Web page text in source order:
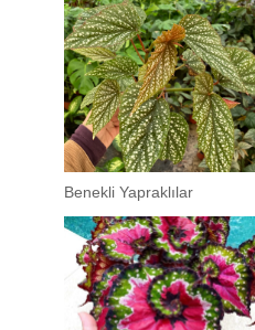
Benekli Yapraklılar